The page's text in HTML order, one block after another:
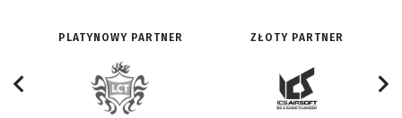
PLATYNOWY PARTNER ZŁOTY PARTNER